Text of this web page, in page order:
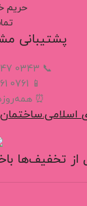
حریم
پشتیبانی
📞 0343 247 2894
📱 0761 961 9474
⏰ همه‌روزه 9 تا
از تخفیف‌ها